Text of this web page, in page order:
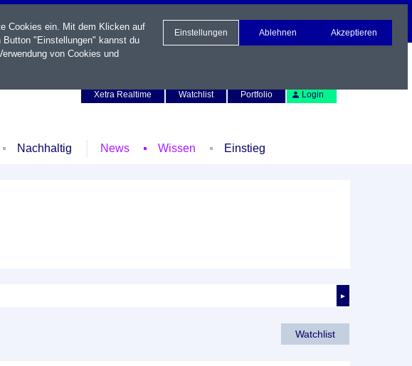
Xetra Realtime
Watchlist Portfolio Login
Nachhaltig News Wissen Einstieg
►
Watchlist
Cookies ein. Mit dem Klicken auf
Button "Einstellungen" kannst du
von Cookies und
Einstellungen Ablehnen Akzeptieren